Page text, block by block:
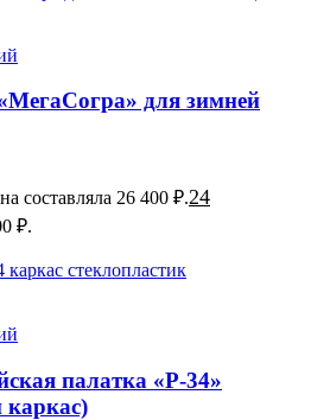
для зимней
составляла 26 400 ₽.24
₽.
палатка «Р-34»
каркас)